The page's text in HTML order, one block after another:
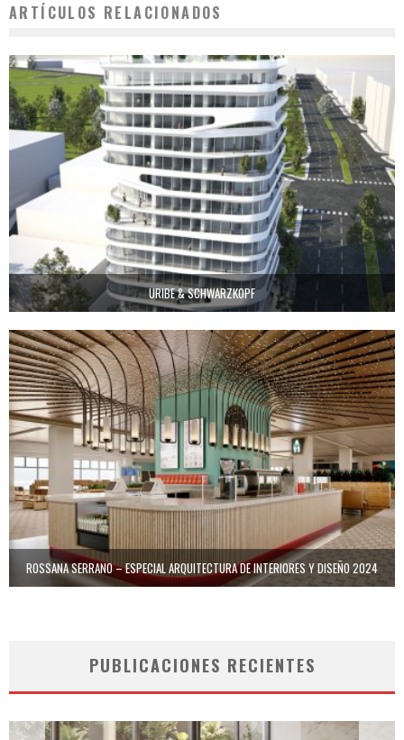
ARTÍCULOS RELACIONADOS
URIBE & SCHWARZKOPF
ROSSANA SERRANO – ESPECIAL ARQUITECTURA DE INTERIORES Y DISEÑO 2024
PUBLICACIONES RECIENTES